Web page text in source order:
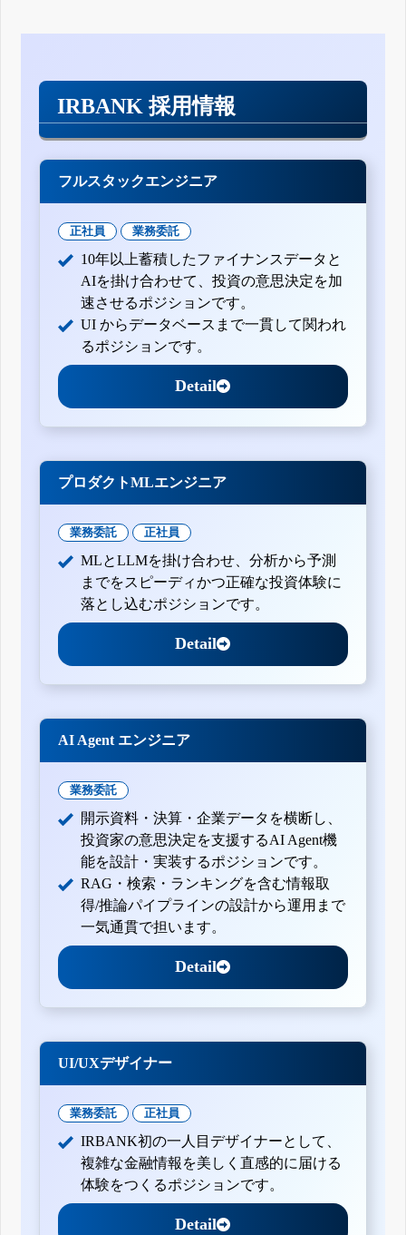
IRBANK 採用情報
フルスタックエンジニア
正社員 業務委託
10年以上蓄積したファイナンスデータと
AIを掛け合わせて、投資の意思決定を加
速させるポジションです。
UI からデータベースまで一貫して関われ
るポジションです。
Detail
プロダクトMLエンジニア
業務委託 正社員
MLとLLMを掛け合わせ、分析から予測
までをスピーディかつ正確な投資体験に
落とし込むポジションです。
Detail
AI Agent エンジニア
業務委託
開示資料・決算・企業データを横断し、
投資家の意思決定を支援するAI Agent機
能を設計・実装するポジションです。
RAG・検索・ランキングを含む情報取
得/推論パイプラインの設計から運用まで
一気通貫で担います。
Detail
UI/UXデザイナー
業務委託 正社員
IRBANK初の一人目デザイナーとして、
複雑な金融情報を美しく直感的に届ける
体験をつくるポジションです。
Detail